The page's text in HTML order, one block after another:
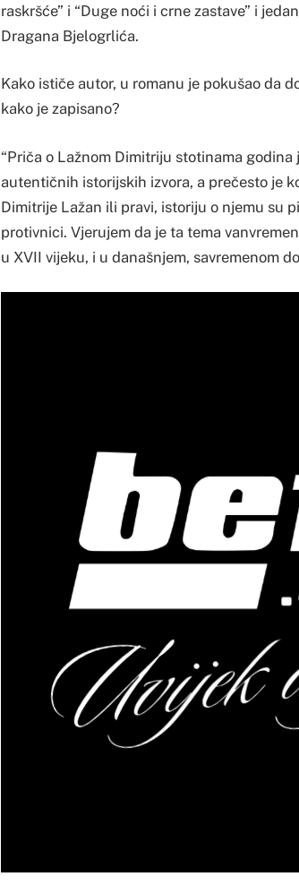
raskršće” i “Duge noći i crne zastave” i
Dragana Bjelogrlića.
Kako ističe autor, u romanu je pokušao da
kako je zapisano?
“Priča o Lažnom Dimitriju stotinama
autentičnih istorijskih izvora, a prečesto je
Dimitrije Lažan ili pravi, istoriju o njemu su
protivnici. Vjerujem da je ta tema
u XVII vijeku, i u današnjem, savremenom